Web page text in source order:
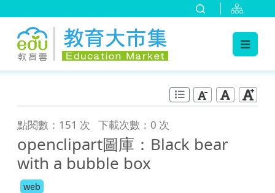
點閱數：151 次 下載次數：0 次
openclipart圖庫：Black bear
with a bubble box
web